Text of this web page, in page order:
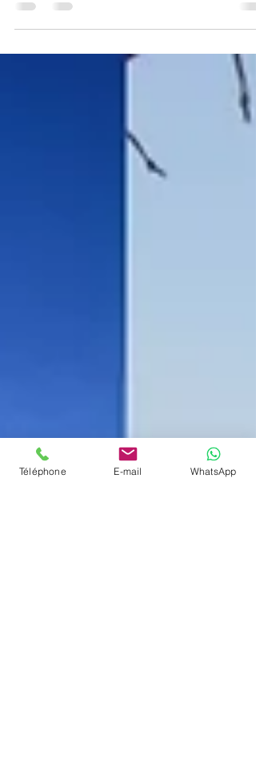
Offrez vous un saut en parachute tandem à
garanties!
Téléphone E-mail WhatsApp